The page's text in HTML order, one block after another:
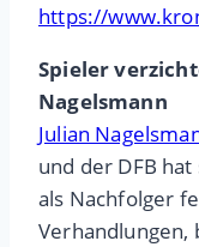
https://
Spieler
Nagelsmann
Julian
und der DFB
als Nachfolger
Verhandlungen,